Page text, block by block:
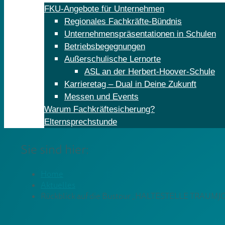
FKU-Angebote für Unternehmen
Regionales Fachkräfte-Bündnis
Unternehmenspräsentationen in Schulen
Betriebsbegegnungen
Außerschulische Lernorte
ASL an der Herbert-Hoover-Schule
Karrieretag – Dual in Deine Zukunft
Messen und Events
Warum Fachkräftesicherung?
Elternsprechstunde
Sie sind hier:
Rückblick auf die Bustour „HALTESTELLE